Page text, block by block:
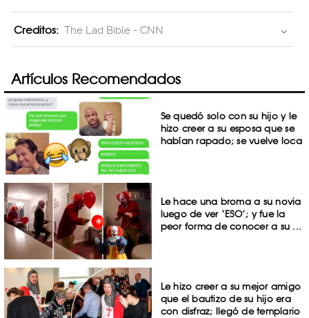
Creditos: The Lad Bible - CNN
Artículos Recomendados
Se quedó solo con su hijo y le
hizo creer a su esposa que se
habían rapado; se vuelve loca
Le hace una broma a su novia
luego de ver ‘ESO’; y fue la
peor forma de conocer a su ...
Le hizo creer a su mejor amigo
que el bautizo de su hijo era
con disfraz; llegó de templario